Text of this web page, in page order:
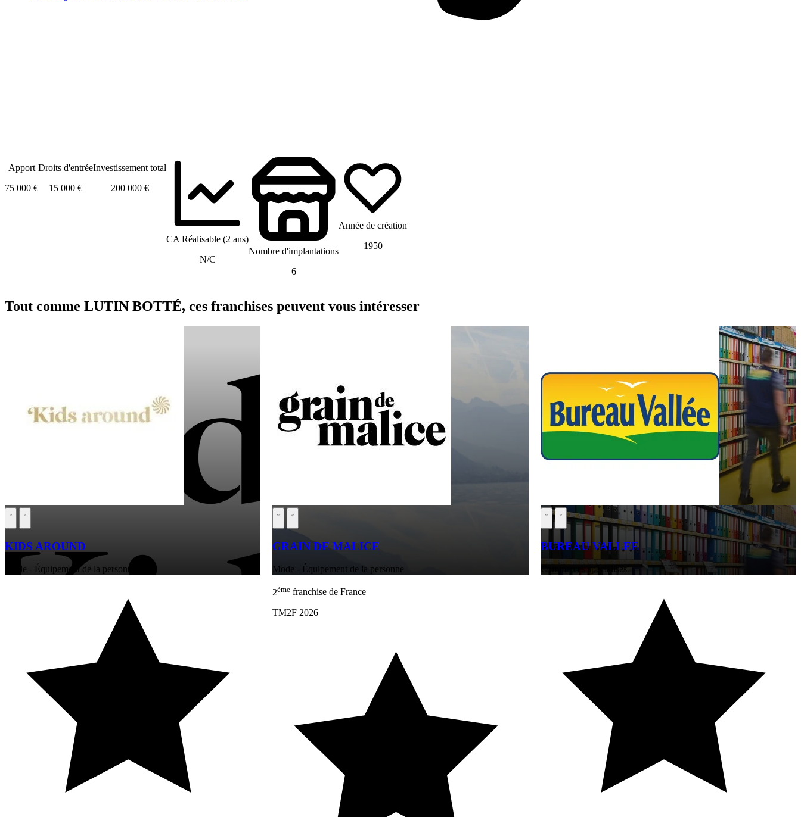
Apport
75 000 €
Droits d'entrée
15 000 €
Investissement total
200 000 €
CA Réalisable (2 ans)
N/C
Nombre d'implantations
6
Année de création
1950
Tout comme LUTIN BOTTÉ, ces franchises peuvent vous intéresser
KIDS AROUND
Mode - Équipement de la personne
GRAIN DE MALICE
Mode - Équipement de la personne
2ème franchise de France
TM2F 2026
BUREAU VALLEE
Commerces spécialisés